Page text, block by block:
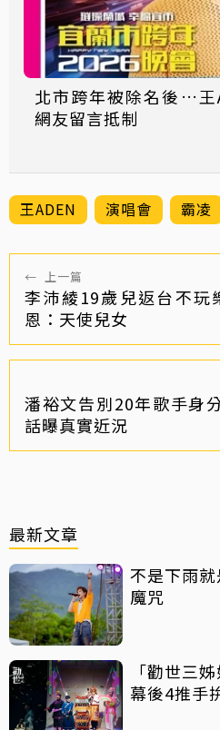
北市跨年被除名後…王
網友留言抵制
王ADEN 演唱會 霸凌
← 上一篇
李沛綾19歲兒返台不玩
恩：天使兒女
潘裕文告別20年歌手身
話曝真實近況
最新文章
不是下雨
魔咒
「勸世三
幕後4推手